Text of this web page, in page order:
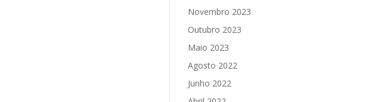
Novembro 2023
Outubro 2023
Maio 2023
Agosto 2022
Junho 2022